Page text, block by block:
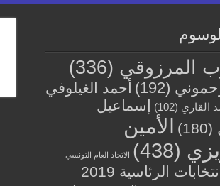
المرزوقي (336)
(192)
أحمد الغيلوفي
القاري (102)
إسماعيل
(180)
الأمين
(438) الاتحاد العام التونسي
الرئاسية 2019